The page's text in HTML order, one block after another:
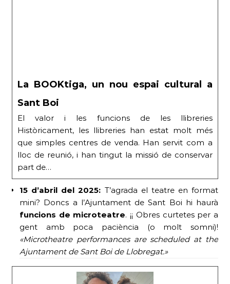
La BOOKtiga, un nou espai cultural a
Sant Boi
El valor i les funcions de les llibreries
Històricament, les llibreries han estat molt més
que simples centres de venda. Han servit com a
lloc de reunió, i han tingut la missió de conservar
part de…
15 d’abril del 2025: T’agrada el teatre en format
mini? Doncs a l’Ajuntament de Sant Boi hi haurà
funcions de microteatre. ¡¡ Obres curtetes per a
gent amb poca paciència (o molt somni)!
«Microtheatre performances are scheduled at the
Ajuntament de Sant Boi de Llobregat.»